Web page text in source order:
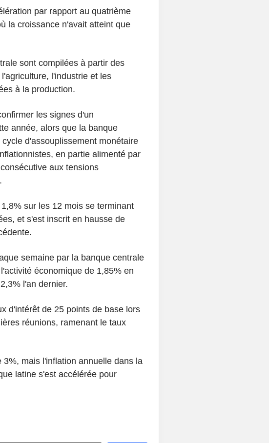
par rapport au quatrième
la croissance n'avait atteint que
sont compilées à partir des
l'industrie et les
à la production.
les signes d'un
année, alors que la banque
d'assouplissement monétaire
en partie alimenté par
aux tensions
sur les 12 mois se terminant
et s'est inscrit en hausse de
semaine par la banque centrale
économique de 1,85% en
l'an dernier.
d'intérêt de 25 points de base lors
réunions, ramenant le taux
mais l'inflation annuelle dans la
latine s'est accélérée pour